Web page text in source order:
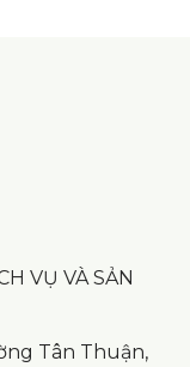
VỤ VÀ SẢN
Tân Thuận,